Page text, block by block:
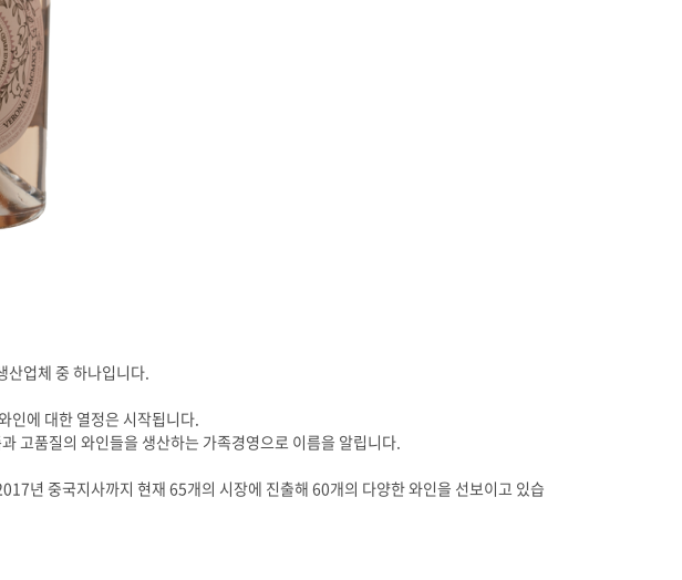
업체 중 하나입니다.
에 대한 열정은 시작됩니다.
고품질의 와인들을 생산하는 가족경영으로 이름을 알립니다.